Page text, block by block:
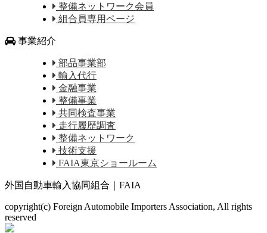
整備ネットワーク会員
組合員専用ページ
事業紹介
部品事業部
輸入代行
金融事業
整備事業
共同検査事業
走行履歴調査
整備ネットワーク
技術支援
FAIA東京ショールーム
外国自動車輸入協同組合｜FAIA
copyright(c) Foreign Automobile Importers Association, All rights
reserved